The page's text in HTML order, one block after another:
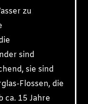
zu
sind
sie sind
Flossen, die
ca. 15 Jahre